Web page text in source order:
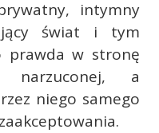
intymny
świat i tym
prawda w stronę
a
niego samego